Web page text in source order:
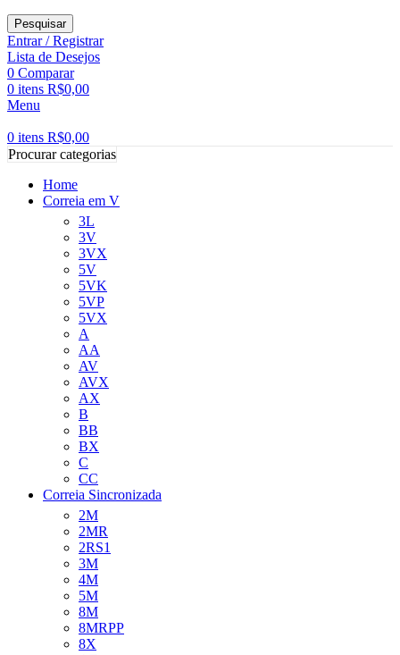
Pesquisar
Entrar / Registrar
Lista de Desejos
0 Comparar
0 itens R$0,00
Menu
0 itens R$0,00
Procurar categorias
Home
Correia em V
3L
3V
3VX
5V
5VK
5VP
5VX
A
AA
AV
AVX
AX
B
BB
BX
C
CC
Correia Sincronizada
2M
2MR
2RS1
3M
4M
5M
8M
8MRPP
8X